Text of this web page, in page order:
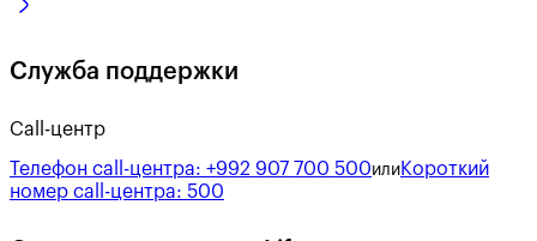
Служба поддержки
Call-центр
Телефон call-центра: +992 907 700 500или Короткий
номер call-центра: 500